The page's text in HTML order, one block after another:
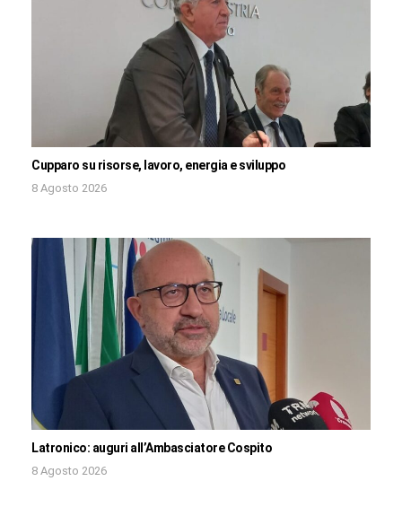
Cupparo su risorse, lavoro, energia e sviluppo
8 Agosto 2026
Latronico: auguri all’Ambasciatore Cospito
8 Agosto 2026